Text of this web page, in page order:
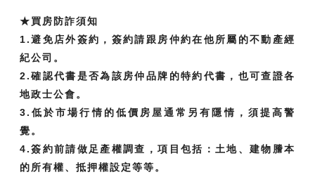
★買房防詐須知
1.避免店外簽約，簽約請跟房仲約在他所屬的不動產經
紀公司。
2.確認代書是否為該房仲品牌的特約代書，也可查證各
地政士公會。
3.低於市場行情的低價房屋通常另有隱情，須提高警
覺。
4.簽約前請做足產權調查，項目包括：土地、建物謄本
的所有權、抵押權設定等等。